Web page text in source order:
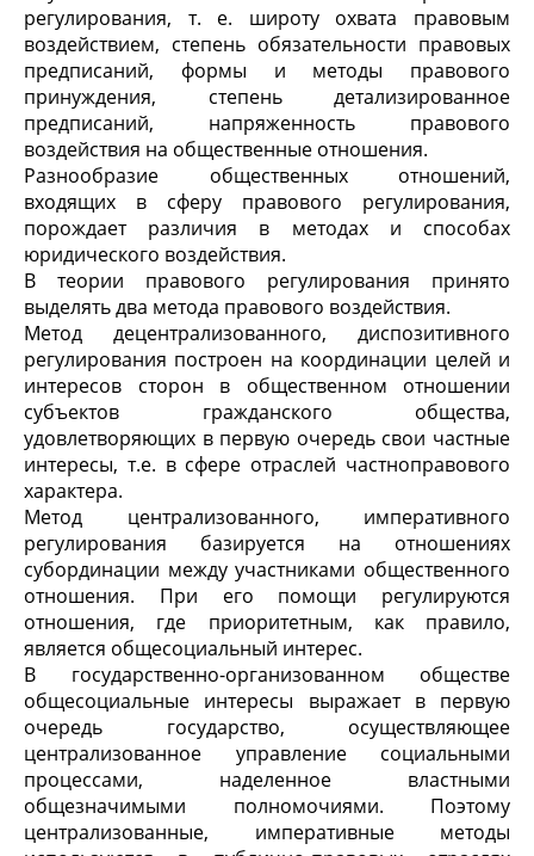
регулирования, т. е. широту охвата правовым
воздействием, степень обязательности правовых
предписаний, формы и методы правового
принуждения, степень детализированное
предписаний, напряженность правового
воздействия на общественные отношения.
Разнообразие общественных отношений,
входящих в сферу правового регулирования,
порождает различия в методах и способах
юридического воздействия.
В теории правового регулирования принято
выделять два метода правового воздействия.
Метод децентрализованного, диспозитивного
регулирования построен на координации целей и
интересов сторон в общественном отношении
субъектов гражданского общества,
удовлетворяющих в первую очередь свои частные
интересы, т.е. в сфере отраслей частноправового
характера.
Метод централизованного, императивного
регулирования базируется на отношениях
субординации между участниками общественного
отношения. При его помощи регулируются
отношения, где приоритетным, как правило,
является общесоциальный интерес.
В государственно-организованном обществе
общесоциальные интересы выражает в первую
очередь государство, осуществляющее
централизованное управление социальными
процессами, наделенное властными
общезначимыми полномочиями. Поэтому
централизованные, императивные методы